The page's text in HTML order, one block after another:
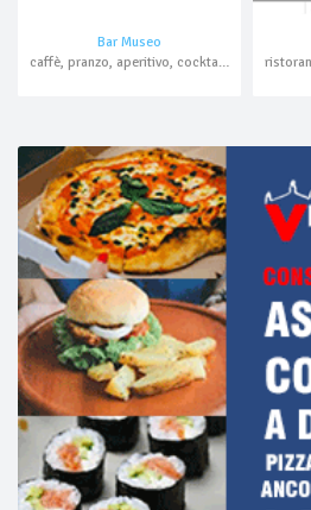
Bar Museo
caffè, pranzo, aperitivo, cocktail bar